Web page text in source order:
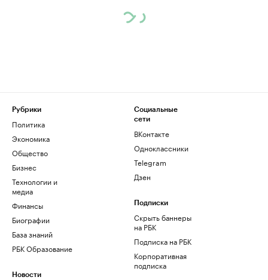
Рубрики
Политика
Экономика
Общество
Бизнес
Технологии и
медиа
Финансы
Биографии
База знаний
РБК Образование
Новости
Социальные
сети
ВКонтакте
Одноклассники
Telegram
Дзен
Подписки
Скрыть баннеры
на РБК
Подписка на РБК
Корпоративная
подписка